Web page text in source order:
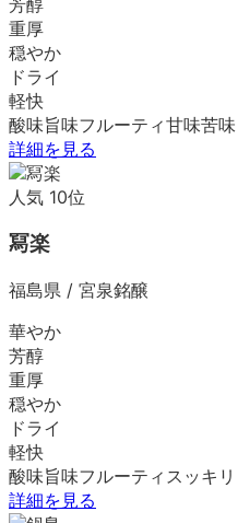
重厚
穏やか
ドライ
軽快
酸味旨味フルーティ甘味苦味
詳細を見る
人気 10位
冩楽
福島県 / 宮泉銘醸
華やか
芳醇
重厚
穏やか
ドライ
軽快
酸味旨味フルーティ スッキリ
詳細を見る